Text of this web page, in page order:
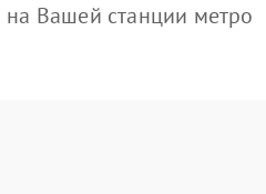
Вашей станции метро